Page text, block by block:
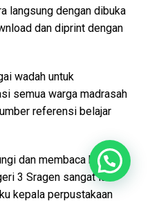
langsung dengan dibuka
dan diprint dengan
wadah untuk
semua warga madrasah
referensi belajar
dan membaca buku di
3 Sragen sangat luar
kepala perpustakaan